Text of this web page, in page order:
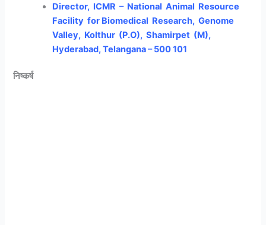
Director, ICMR – National Animal Resource
Facility for Biomedical Research, Genome
Valley, Kolthur (P.O), Shamirpet (M),
Hyderabad,Telangana – 500 101
निष्कर्ष